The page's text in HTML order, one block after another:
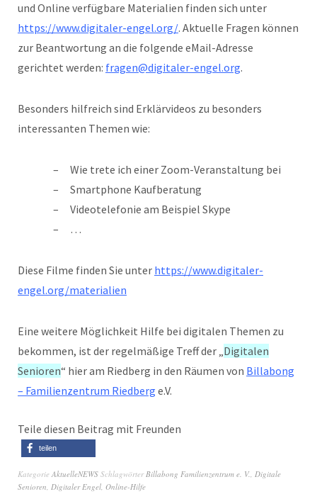
und Online verfügbare Materialien finden sich unter
https://www.digitaler-engel.org/. Aktuelle Fragen können
zur Beantwortung an die folgende eMail-Adresse
gerichtet werden: fragen@digitaler-engel.org.
Besonders hilfreich sind Erklärvideos zu besonders
interessanten Themen wie:
Wie trete ich einer Zoom-Veranstaltung bei
Smartphone Kaufberatung
Videotelefonie am Beispiel Skype
…
Diese Filme finden Sie unter https://www.digitaler-
engel.org/materialien
Eine weitere Möglichkeit Hilfe bei digitalen Themen zu
bekommen, ist der regelmäßige Treff der „Digitalen
Senioren“ hier am Riedberg in den Räumen von Billabong
– Familienzentrum Riedberg e.V.
Teile diesen Beitrag mit Freunden
teilen
Kategorie AktuelleNEWS SchlagwörterBillabong Familienzentrum e. V., Digitale
Senioren, Digitaler Engel, Online-Hilfe